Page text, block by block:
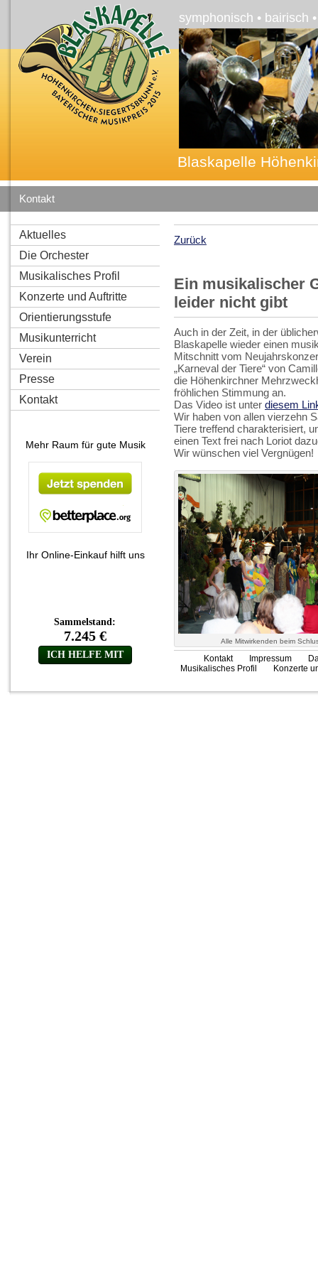
symphonisch • bairisch
Blaskapelle
Kontakt
Aktuelles
Die Orchester
Musikalisches Profil
Konzerte und Auftritte
Orientierungsstufe
Musikunterricht
Verein
Presse
Kontakt
Mehr Raum für gute Musik
Ihr Online-Einkauf hilft uns
Zurück
Ein musikalischer
leider nicht gibt
Auch in der Zeit, in der
Blaskapelle wieder einen
Mitschnitt vom
„Karneval der Tiere“ von
die Höhenkirchner
fröhlichen Stimmung an.
Das Video ist unter diesem
Wir haben von allen vierzehn
Tiere treffend charakterisiert,
einen Text frei nach Loriot
Wir wünschen viel Vergnügen!
Alle Mitwirkenden beim
Kontakt Impressum
Musikalisches Profil
Konzerte